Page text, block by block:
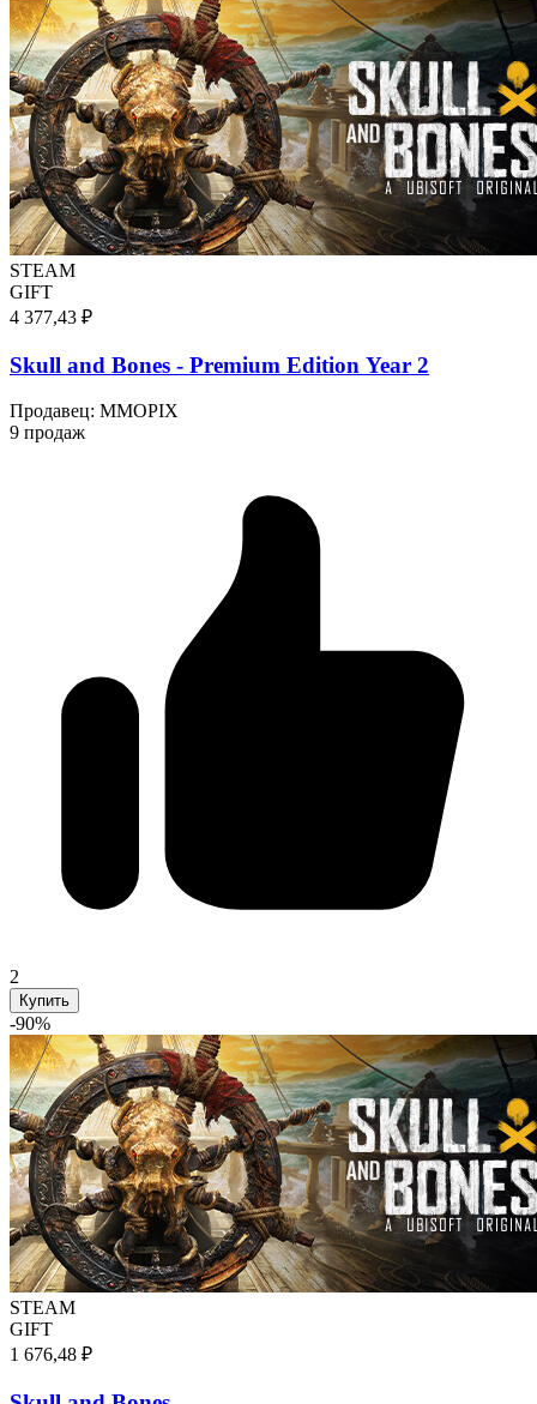
STEAM
GIFT
4 377,43 ₽
Skull and Bones - Premium Edition Year 2
Продавец: MMOPIX
9 продаж
2
Купить
-90%
STEAM
GIFT
1 676,48 ₽